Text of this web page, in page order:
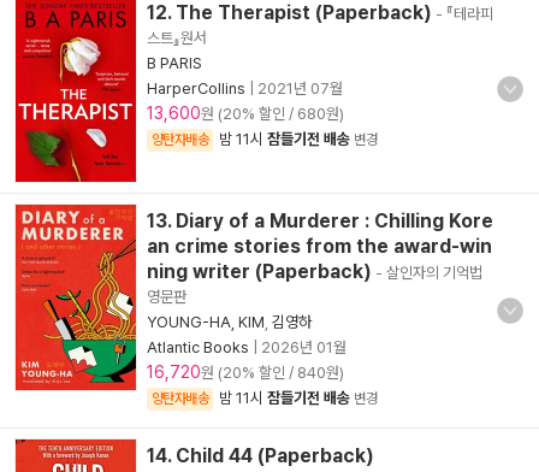
12. The Therapist (Paperback) - 『테라피
스트』원서
B PARIS
HarperCollins
2021년 07월
13,600원 (20% 할인 / 680원)
양탄자배송 밤 11시 잠들기전 배송 변경
13. Diary of a Murderer : Chilling Kore
an crime stories from the award-win
ning writer (Paperback) - 살인자의 기억법
영문판
YOUNG-HA, KIM 김영하
Atlantic Books
2026년 01월
16,720원 (20% 할인 / 840원)
양탄자배송 밤 11시 잠들기전 배송 변경
14. Child 44 (Paperback)